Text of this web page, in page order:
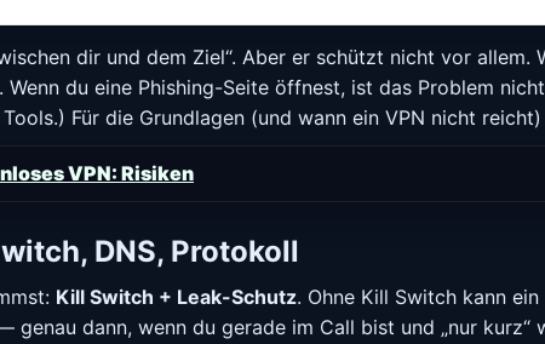
dir und dem Ziel“. Aber er schützt nicht vor allem.
du eine Phishing-Seite öffnest, ist das Problem
Für die Grundlagen (und wann ein VPN nicht
VPN: Risiken
DNS, Protokoll
Kill Switch + Leak-Schutz. Ohne Kill Switch kann
genau dann, wenn du gerade im Call bist und „nur